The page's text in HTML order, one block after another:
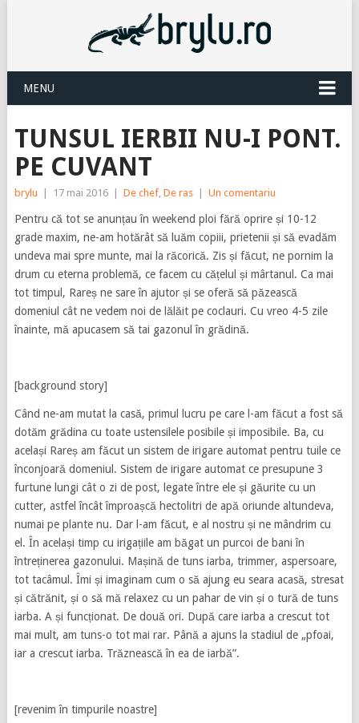
MENU
TUNSUL IERBII NU-I PONT.
PE CUVANT
brylu 17 mai 2016 De chef, De ras Un comentariu
Pentru că tot se anunțau în weekend ploi fără oprire și 10-12
grade maxim, ne-am hotărât să luăm copiii, prietenii și să evadăm
undeva mai spre munte, mai la răcorică. Zis și făcut, ne pornim la
drum cu eterna problemă, ce facem cu cățelul și mârtanul. Ca mai
tot timpul, Rareș ne sare în ajutor și se oferă să păzească
domeniul cât ne vedem noi de lălăit pe coclauri. Cu vreo 4-5 zile
înainte, mă apucasem să tai gazonul în grădină.
[background story]
Când ne-am mutat la casă, primul lucru pe care l-am făcut a fost să
dotăm grădina cu toate ustensilele posibile și imposibile. Ba, cu
același Rareș am făcut un sistem de irigare automat pentru tuile ce
înconjoară domeniul. Sistem de irigare automat ce presupune 3
furtune lungi cât o zi de post, legate între ele și găurite cu un
cutter, astfel încât împroașcă hectolitri de apă oriunde altundeva,
numai pe plante nu. Dar l-am făcut, e al nostru și ne mândrim cu
el. În același timp cu irigațiile am băgat un purcoi de bani în
întreținerea gazonului. Mașină de tuns iarba, trimmer, aspersoare,
tot tacâmul. Îmi și imaginam cum o să ajung eu seara acasă, stresat
și cătrănit, și o să mă relaxez cu un pahar de vin și o tură de tuns
iarba. A și funcționat. De două ori. După care iarba a crescut tot
mai mult, am tuns-o tot mai rar. Până a ajuns la stadiul de „pfoai,
iar a crescut iarba. Trăznească în ea de iarbă”.
[revenim în timpurile noastre]